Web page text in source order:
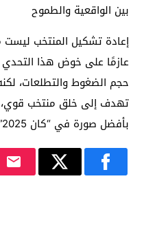
بين الواقعية والطموح
إعادة تشكيل المنتخب
عازمًا على خوض هذا
حجم الضغوط والتطلعات،
تهدف إلى خلق منتخب قوي،
بأفضل صورة في “كان 2025”.